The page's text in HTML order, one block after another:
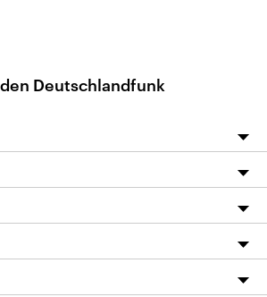
Deutschlandfunk
auf dlf.de
App